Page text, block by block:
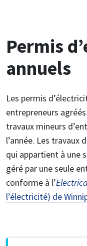
Permis
annuels
Les permis
entrepreneurs
travaux mineurs
l’année. Les travaux
qui appartient à une
géré par une seule
conforme à l’
l’électricité) de